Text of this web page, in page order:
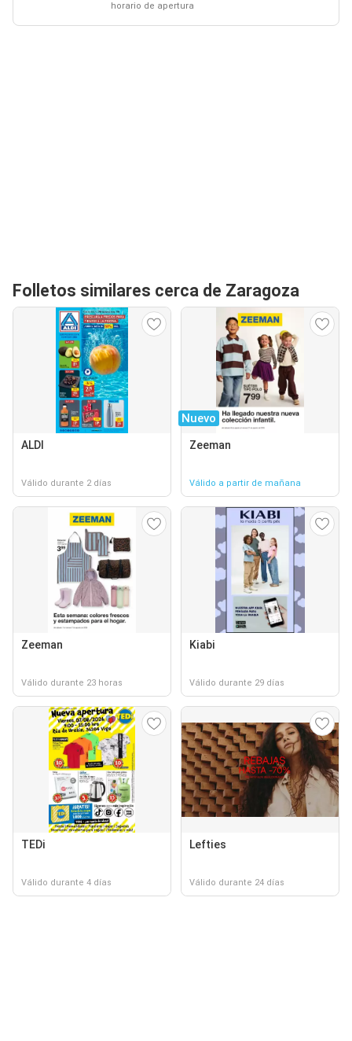
horario de apertura
Folletos similares cerca de Zaragoza
ALDI
Válido durante 2 días
Nuevo
Zeeman
Válido a partir de mañana
Zeeman
Válido durante 23 horas
Kiabi
Válido durante 29 días
TEDi
Válido durante 4 días
Lefties
Válido durante 24 días